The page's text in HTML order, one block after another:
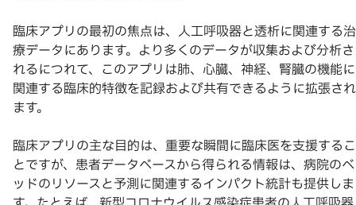
臨床アプリの最初の焦点は、人工呼吸器と透析に関連する治
療データにあります。より多くのデータが収集および分析さ
れるにつれて、このアプリは肺、心臓、神経、腎臓の機能に
関連する臨床的特徴を記録および共有できるように拡張され
ます。
臨床アプリの主な目的は、重要な瞬間に臨床医を支援するこ
とですが、患者データベースから得られる情報は、病院のベ
ッドのリソースと予測に関連するインパクト統計も提供しま